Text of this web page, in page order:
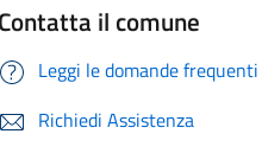
Contatta il comune
Leggi le domande frequenti
Richiedi Assistenza